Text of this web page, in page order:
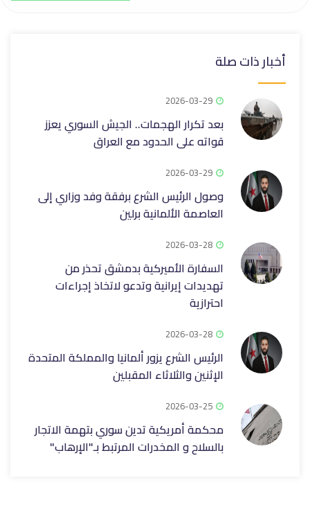
أخبار ذات صلة
2026-03-29
بعد تكرار الهجمات.. الجيش السوري يعزز
قواته على الحدود مع العراق
2026-03-29
وصول الرئيس الشرع برفقة وفد وزاري إلى
العاصمة الألمانية برلين
2026-03-28
السفارة الأميركية بدمشق تحذر من
تهديدات إيرانية وتدعو لاتخاذ إجراءات
احترازية
2026-03-28
الرئيس الشرع يزور ألمانيا والمملكة المتحدة
الإثنين والثلاثاء المقبلين
2026-03-25
محكمة أمريكية تدين سوري بتهمة الاتجار
بالسلاح و المخدرات المرتبط بـ"الإرهاب"